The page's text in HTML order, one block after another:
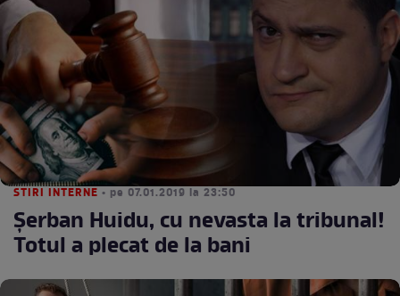
STIRI INTERNE • pe 07.01.2019 la 23:50
Şerban Huidu, cu nevasta la tribunal!
Totul a plecat de la bani